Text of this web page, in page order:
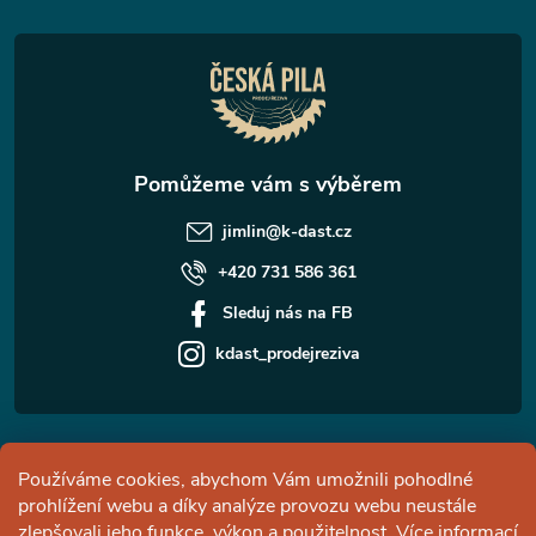
Používáme cookies, abychom Vám umožnili pohodlné
prohlížení webu a díky analýze provozu webu neustále
t
Facebook
jimlin@k-dast.cz
+420 731 586 361
Sleduj nás na FB
kdast_prodejreziva